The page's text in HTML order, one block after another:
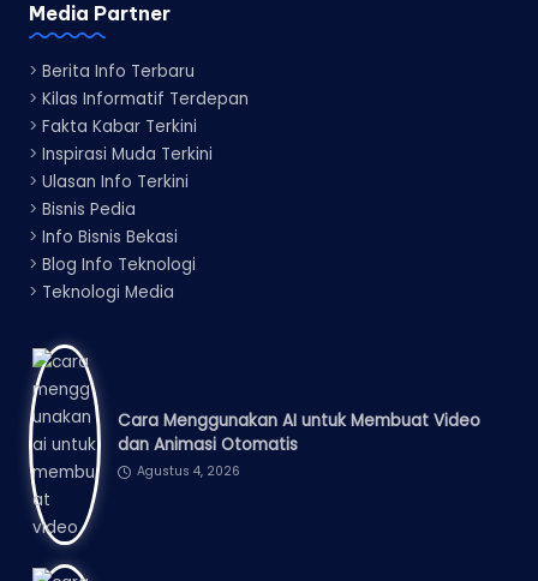
Media Partner
> Berita Info Terbaru
> Kilas Informatif Terdepan
> Fakta Kabar Terkini
> Inspirasi Muda Terkini
> Ulasan Info Terkini
> Bisnis Pedia
> Info Bisnis Bekasi
> Blog Info Teknologi
> Teknologi Media
Cara Menggunakan AI untuk Membuat Video
dan Animasi Otomatis
Agustus 4, 2026